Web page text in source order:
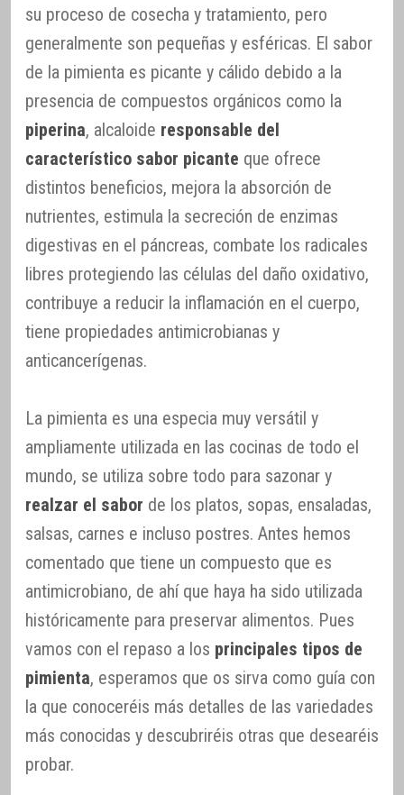
su proceso de cosecha y tratamiento, pero
generalmente son pequeñas y esféricas. El sabor
de la pimienta es picante y cálido debido a la
presencia de compuestos orgánicos como la
piperina, alcaloide responsable del
característico sabor picante que ofrece
distintos beneficios, mejora la absorción de
nutrientes, estimula la secreción de enzimas
digestivas en el páncreas, combate los radicales
libres protegiendo las células del daño oxidativo,
contribuye a reducir la inflamación en el cuerpo,
tiene propiedades antimicrobianas y
anticancerígenas.
La pimienta es una especia muy versátil y
ampliamente utilizada en las cocinas de todo el
mundo, se utiliza sobre todo para sazonar y
realzar el sabor de los platos, sopas, ensaladas,
salsas, carnes e incluso postres. Antes hemos
comentado que tiene un compuesto que es
antimicrobiano, de ahí que haya ha sido utilizada
históricamente para preservar alimentos. Pues
vamos con el repaso a los principales tipos de
pimienta, esperamos que os sirva como guía con
la que conoceréis más detalles de las variedades
más conocidas y descubriréis otras que desearéis
probar.